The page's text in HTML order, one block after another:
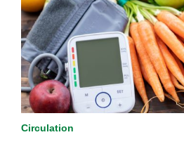
Circulation